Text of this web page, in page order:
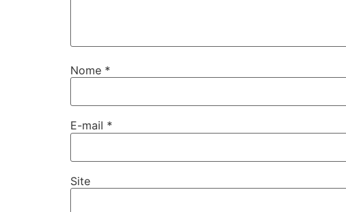
Nome *
E-mail *
Site